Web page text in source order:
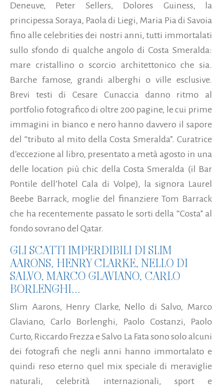
Deneuve, Peter Sellers, Dolores Guiness, la
principessa Soraya, Paola di Liegi, Maria Pia di Savoia
fino alle celebrities dei nostri anni, tutti immortalati
sullo sfondo di qualche angolo di Costa Smeralda:
mare cristallino o scorcio architettonico che sia.
Barche famose, grandi alberghi o ville esclusive.
Brevi testi di Cesare Cunaccia danno ritmo al
portfolio fotografico di oltre 200 pagine, le cui prime
immagini in bianco e nero hanno davvero il sapore
del “tributo al mito della Costa Smeralda”. Curatrice
d’eccezione al libro, presentato a metà agosto in una
delle location più chic della Costa Smeralda (il Bar
Pontile dell’hotel Cala di Volpe), la signora Laurel
Beebe Barrack, moglie del finanziere Tom Barrack
che ha recentemente passato le sorti della “Costa” al
fondo sovrano del Qatar.
GLI SCATTI IMPERDIBILI DI SLIM
AARONS, HENRY CLARKE, NELLO DI
SALVO, MARCO GLAVIANO, CARLO
BORLENGHI...
Slim Aarons, Henry Clarke, Nello di Salvo, Marco
Glaviano, Carlo Borlenghi, Paolo Costanzi, Paolo
Curto, Riccardo Frezza e Salvo La Fata sono solo alcuni
dei fotografi che negli anni hanno immortalato e
quindi reso eterno quel mix speciale di meraviglie
naturali, celebrità internazionali, sport e